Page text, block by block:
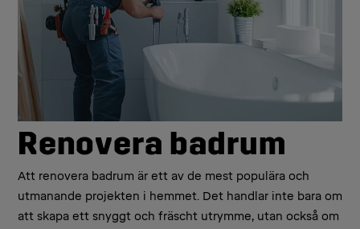
Renovera badrum
Att renovera badrum är ett av de mest populära och
utmanande projekten i hemmet. Det handlar inte bara om
att skapa ett snyggt och fräscht utrymme, utan också om